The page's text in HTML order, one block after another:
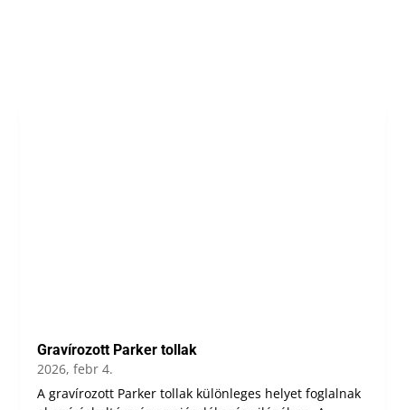
Gravírozott Parker tollak
2026, febr 4.
A gravírozott Parker tollak különleges helyet foglalnak